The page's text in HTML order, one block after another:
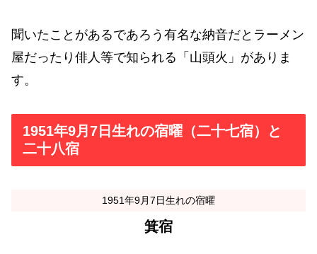
聞いたことがあるであろう有名な納音だとラーメン
屋だったり俳人等で知られる「山頭火」がありま
す。
1951年9月7日生れの宿曜（二十七宿）と
二十八宿
1951年9月7日生れの宿曜
箕宿